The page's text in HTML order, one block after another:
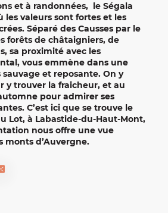
et à randonnées, le Ségala
les valeurs sont fortes et les
Séparé des Causses par le
forêts de châtaigniers, de
sa proximité avec les
, vous emmène dans une
et reposante. On y
y trouver la fraicheur, et au
pour admirer ses
C’est ici que se trouve le
Lot, à Labastide-du-Haut-Mont,
nous offre une vue
monts d’Auvergne.